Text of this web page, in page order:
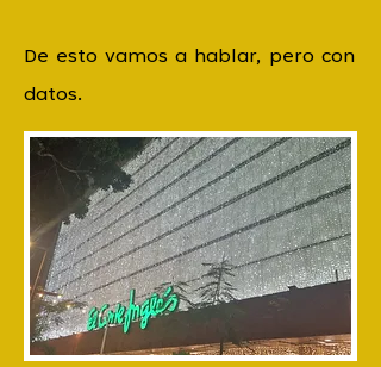
De esto vamos a hablar, pero con
datos.